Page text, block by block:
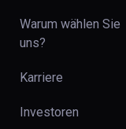
Warum wählen Sie
uns?
Karriere
Investoren